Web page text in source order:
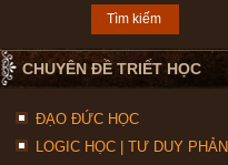
CHUYÊN ĐỀ TRIẾT HỌC
ĐẠO ĐỨC HỌC
LOGIC HỌC | TƯ DUY PHẢN